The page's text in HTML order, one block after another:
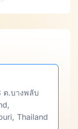
ต.บางพลับ
Thailand